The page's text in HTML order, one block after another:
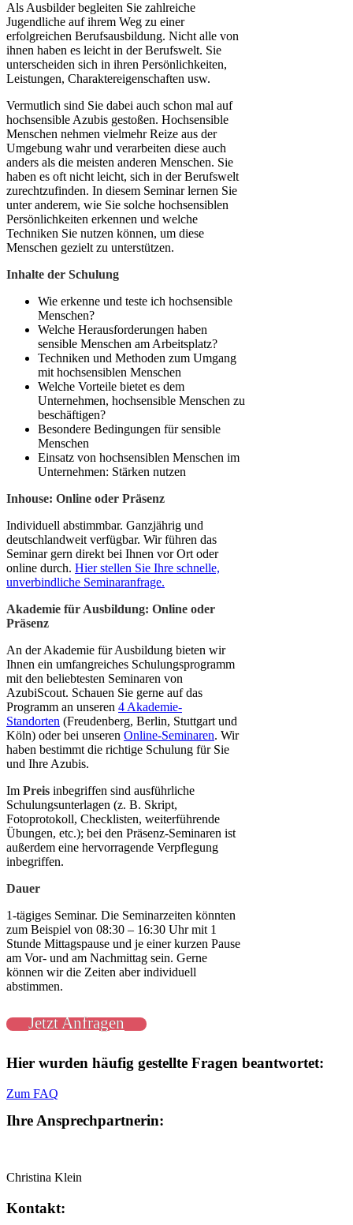
Als Ausbilder begleiten Sie zahlreiche
Jugendliche auf ihrem Weg zu einer
erfolgreichen Berufsausbildung. Nicht alle von
ihnen haben es leicht in der Berufswelt. Sie
unterscheiden sich in ihren Persönlichkeiten,
Leistungen, Charaktereigenschaften usw.
Vermutlich sind Sie dabei auch schon mal auf
hochsensible Azubis gestoßen. Hochsensible
Menschen nehmen vielmehr Reize aus der
Umgebung wahr und verarbeiten diese auch
anders als die meisten anderen Menschen. Sie
haben es oft nicht leicht, sich in der Berufswelt
zurechtzufinden. In diesem Seminar lernen Sie
unter anderem, wie Sie solche hochsensiblen
Persönlichkeiten erkennen und welche
Techniken Sie nutzen können, um diese
Menschen gezielt zu unterstützen.
Inhalte der Schulung
Wie erkenne und teste ich hochsensible
Menschen?
Welche Herausforderungen haben
sensible Menschen am Arbeitsplatz?
Techniken und Methoden zum Umgang
mit hochsensiblen Menschen
Welche Vorteile bietet es dem
Unternehmen, hochsensible Menschen zu
beschäftigen?
Besondere Bedingungen für sensible
Menschen
Einsatz von hochsensiblen Menschen im
Unternehmen: Stärken nutzen
Inhouse: Online oder Präsenz
Individuell abstimmbar. Ganzjährig und
deutschlandweit verfügbar. Wir führen das
Seminar gern direkt bei Ihnen vor Ort oder
online durch. Hier stellen Sie Ihre schnelle,
unverbindliche Seminaranfrage.
Akademie für Ausbildung: Online oder
Präsenz
An der Akademie für Ausbildung bieten wir
Ihnen ein umfangreiches Schulungsprogramm
mit den beliebtesten Seminaren von
AzubiScout. Schauen Sie gerne auf das
Programm an unseren 4 Akademie-
Standorten (Freudenberg, Berlin, Stuttgart und
Köln) oder bei unseren Online-Seminaren. Wir
haben bestimmt die richtige Schulung für Sie
und Ihre Azubis.
Im Preis inbegriffen sind ausführliche
Schulungsunterlagen (z. B. Skript,
Fotoprotokoll, Checklisten, weiterführende
Übungen, etc.); bei den Präsenz-Seminaren ist
außerdem eine hervorragende Verpflegung
inbegriffen.
Dauer
1-tägiges Seminar. Die Seminarzeiten könnten
zum Beispiel von 08:30 – 16:30 Uhr mit 1
Stunde Mittagspause und je einer kurzen Pause
am Vor- und am Nachmittag sein. Gerne
können wir die Zeiten aber individuell
abstimmen.
Jetzt Anfragen
Hier wurden häufig gestellte Fragen beantwortet:
Zum FAQ
Ihre Ansprechpartnerin:
Christina Klein
Kontakt: